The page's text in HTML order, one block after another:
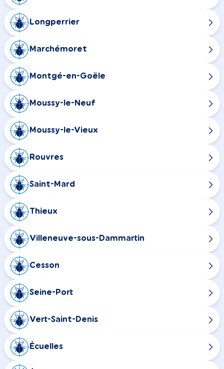
Longperrier
Marchémoret
Montgé-en-Goële
Moussy-le-Neuf
Moussy-le-Vieux
Rouvres
Saint-Mard
Thieux
Villeneuve-sous-Dammartin
Cesson
Seine-Port
Vert-Saint-Denis
Écuelles